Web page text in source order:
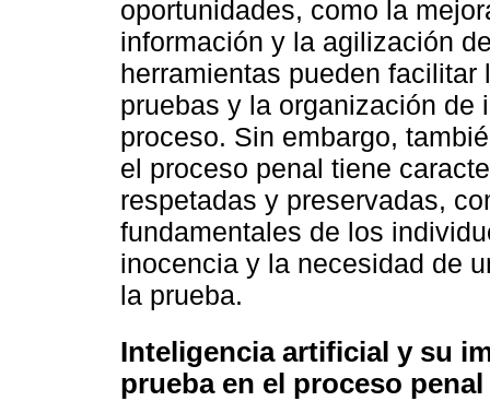
oportunidades, como la
información y la agilización
herramientas pueden
pruebas y la organización de
proceso. Sin embargo,
el proceso penal tiene
respetadas y preservadas,
fundamentales de los
inocencia y la necesidad de
la prueba.
Inteligencia artificial y su
prueba en el proceso